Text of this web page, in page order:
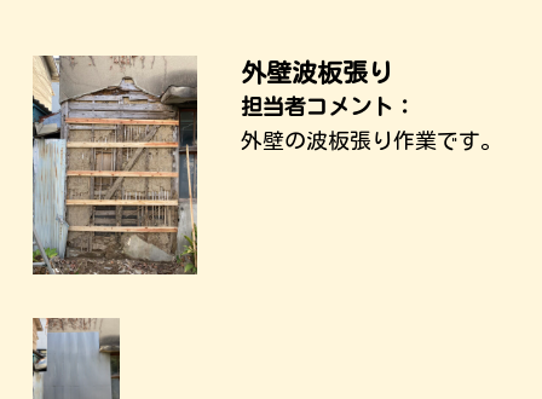
外壁波板張り
担当者コメント：
外壁の波板張り作業です。